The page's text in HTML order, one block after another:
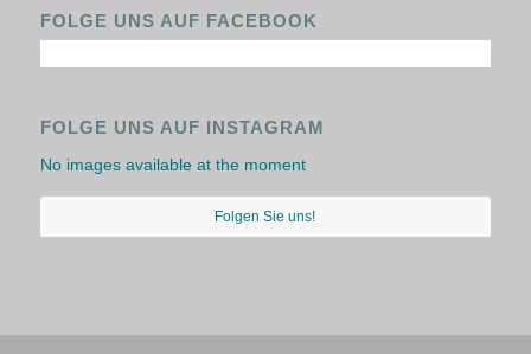
FOLGE UNS AUF FACEBOOK
FOLGE UNS AUF INSTAGRAM
No images available at the moment
Folgen Sie uns!